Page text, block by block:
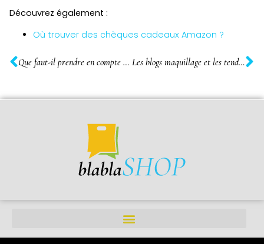
Découvrez également :
Où trouver des chèques cadeaux Amazon ?
Que faut-il prendre en compte pour le choix du meilleur telescope debutant ? Les blogs maquillage et les tendances incontournables pour etre a la pointe de la mode